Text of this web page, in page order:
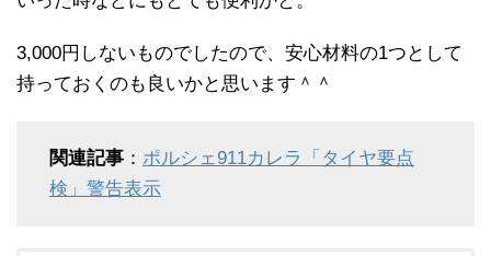
3,000円しないものでしたので、安心材料の1つとして
持っておくのも良いかと思います＾＾
関連記事 ： ポルシェ911カレラ「タイヤ要点
検」警告表示